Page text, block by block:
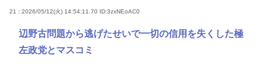
21 : 2026/05/12(火) 14:54:11.70 ID:3zxNEoAC0
辺野古問題から逃げたせいで一切の信用を失くした極
左政党とマスコミ